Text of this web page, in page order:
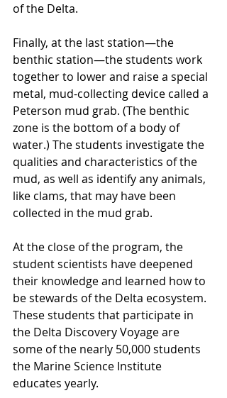
of the Delta.
Finally, at the last station—the
benthic station—the students work
together to lower and raise a special
metal, mud-collecting device called a
Peterson mud grab. (The benthic
zone is the bottom of a body of
water.) The students investigate the
qualities and characteristics of the
mud, as well as identify any animals,
like clams, that may have been
collected in the mud grab.
At the close of the program, the
student scientists have deepened
their knowledge and learned how to
be stewards of the Delta ecosystem.
These students that participate in
the Delta Discovery Voyage are
some of the nearly 50,000 students
the Marine Science Institute
educates yearly.